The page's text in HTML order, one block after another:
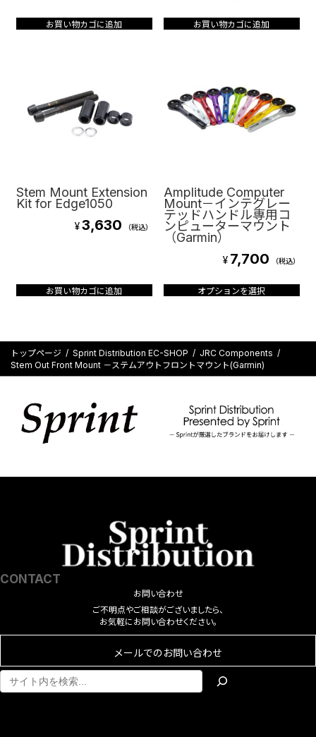
お買い物カゴに追加 お買い物カゴに追加
Stem Mount Extension
Kit for Edge1050
¥3,630 （税込）
お買い物カゴに追加
Amplitude Computer
Mount－インテグレー
テッドハンドル専用コ
ンピューターマウント
（Garmin）
¥ 7,700 （税込）
オプションを選択
は
複
数
エ
ョ
あ
り
ま
す。
プ
ョ
商
品
トップページ Sprint Distribution EC-SHOP
JRC Components
Stem Out Front Mount －ステムアウトフロントマウント(Garmin)
CONTACT
お問い合わせ
ご不明点やご相談がございましたら、
お気軽にお問い合わせください。
メールでのお問い合わせ